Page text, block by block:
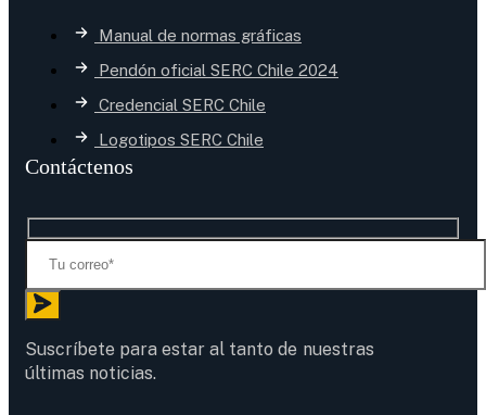
Manual de normas gráficas
Pendón oficial SERC Chile 2024
Credencial SERC Chile
Logotipos SERC Chile
Contáctenos
Suscríbete para estar al tanto de nuestras
últimas noticias.